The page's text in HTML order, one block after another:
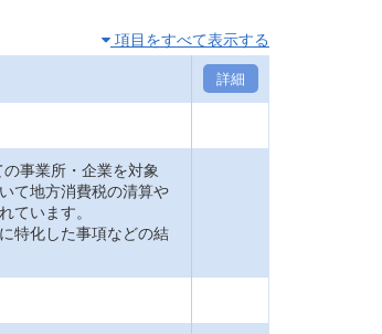
項目をすべて表示する
詳細
事業所・企業を対象
て地方消費税の清算や
ています。
特化した事項などの結